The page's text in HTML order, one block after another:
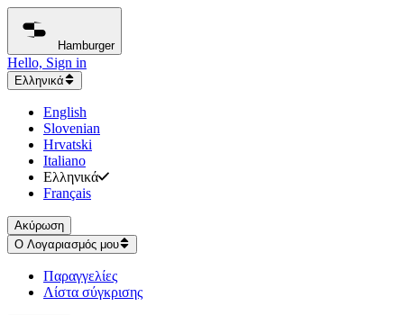
Hamburger
Hello, Sign in
Ελληνικά
English
Slovenian
Hrvatski
Italiano
Ελληνικά
Français
Ακύρωση
Ο Λογαριασμός μου
Παραγγελίες
Λίστα σύγκρισης